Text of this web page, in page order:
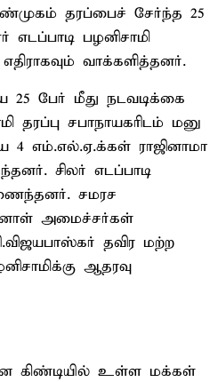
தரப்பைச் சேர்ந்த 25
பழனிசாமி
வாக்களித்தனர்.
பேர் மீது நடவடிக்கை
தரப்பு சபாநாயகரிடம் மனு
4 எம்.எல்.ஏ.க்கள் ராஜினாமா
சிலர் எடப்பாடி
சமரச
அமைச்சர்கள்
தவிர மற்ற
ஆதரவு
கிண்டியில் உள்ள மக்கள்